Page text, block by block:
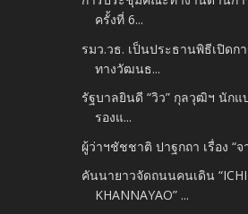
ครั้งที่ 6...
รมว.วธ. เป็นประธานพิธีเปิดก
ทางวัฒนธ...
รัฐบาลยินดี “วิว” กุลวุฒิฯ นัก
รองแ...
ผู้ว่าฯชัชชาติ ปาฐกถา เรื่อง “จ
คันนายาวจัดถนนคนเดิน
KHANNAYAO” ...